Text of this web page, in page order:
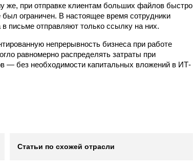
при отправке клиентам больших файлов быстро
ограничен. В настоящее время сотрудники
письме отправляют только ссылку на них.
непрерывность бизнеса при работе
равномерно распределять затраты при
— без необходимости капитальных вложений в ИТ-
Статьи по схожей отрасли